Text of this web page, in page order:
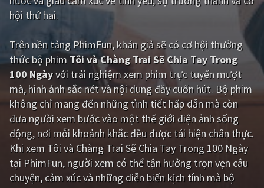
PHIM MỚI
PHIM BỘ
PHIM LẺ
PHIM CHIẾU RẠP
TUYỂN TẬP PHIM
BLOG
hội thứ hai.
Trên nền tảng PhimFun, khán giả sẽ có cơ hội thưởng
thức bộ phim Tôi và Chàng Trai Sẽ Chia Tay Trong
100 Ngàyvới trải nghiệm xem phim trực tuyến mượt
mà, hình ảnh sắc nét và nội dung đầy cuốn hút. Bộ phim
không chỉ mang đến những tình tiết hấp dẫn mà còn
đưa người xem bước vào một thế giới điện ảnh sống
động, nơi mỗi khoảnh khắc đều được tái hiện chân thực.
Khi xem Tôi và Chàng Trai Sẽ Chia Tay Trong 100 Ngày
tại PhimFun, người xem có thể tận hưởng trọn vẹn câu
chuyện, cảm xúc và những diễn biến kịch tính mà bộ